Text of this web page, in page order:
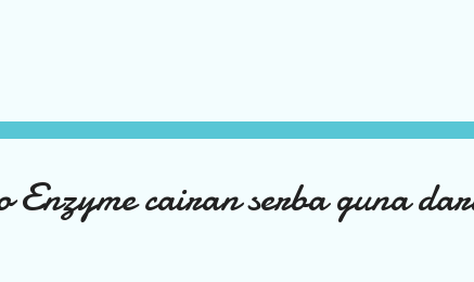
dan terbitnya Hak Cipta dari karya yang didaftarkan oleh
kekayaan intelektual dengan mendaftarkan nya. Jadi
dilakukan dalam kegiatan ini. Tentang Hak Cipta. Berdasarka...
Enzyme cairan serba guna